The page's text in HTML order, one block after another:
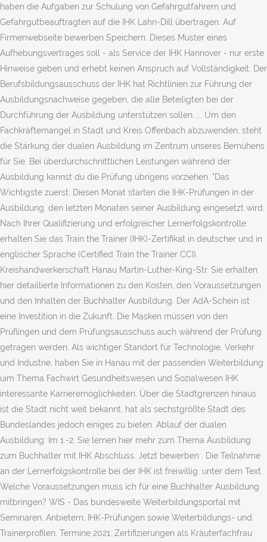
haben die Aufgaben zur Schulung von Gefahrgutfahrern und
Gefahrgutbeauftragten auf die IHK Lahn-Dill übertragen. Auf
Firmenwebseite bewerben Speichern. Dieses Muster eines
Aufhebungsvertrages soll - als Service der IHK Hannover - nur erste
Hinweise geben und erhebt keinen Anspruch auf Vollständigkeit. Der
Berufsbildungsausschuss der IHK hat Richtlinien zur Führung der
Ausbildungsnachweise gegeben, die alle Beteiligten bei der
Durchführung der Ausbildung unterstützen sollen. ... Um den
Fachkräftemangel in Stadt und Kreis Offenbach abzuwenden, steht
die Stärkung der dualen Ausbildung im Zentrum unseres Bemühens
für Sie. Bei überdurchschnittlichen Leistungen während der
Ausbildung kannst du die Prüfung übrigens vorziehen. "Das
Wichtigste zuerst: Diesen Monat starten die IHK-Prüfungen in der
Ausbildung. den letzten Monaten seiner Ausbildung eingesetzt wird.
Nach Ihrer Qualifizierung und erfolgreicher Lernerfolgskontrolle
erhalten Sie das Train the Trainer (IHK)-Zertifikat in deutscher und in
englischer Sprache (Certified Train the Trainer CCI).
Kreishandwerkerschaft Hanau Martin-Luther-King-Str. Sie erhalten
hier detaillierte Informationen zu den Kosten, den Voraussetzungen
und den Inhalten der Buchhalter Ausbildung. Der AdA-Schein ist
eine Investition in die Zukunft. Die Masken müssen von den
Prüflingen und dem Prüfungsausschuss auch während der Prüfung
getragen werden. Als wichtiger Standort für Technologie, Verkehr
und Industrie, haben Sie in Hanau mit der passenden Weiterbildung
uim Thema Fachwirt Gesundheitswesen und Sozialwesen IHK
interessante Karrieremöglichkeiten. Über die Stadtgrenzen hinaus
ist die Stadt nicht weit bekannt, hat als sechstgrößte Stadt des
Bundeslandes jedoch einiges zu bieten. Ablauf der dualen
Ausbildung: Im 1.-2. Sie lernen hier mehr zum Thema Ausbildung
zum Buchhalter mit IHK Abschluss. Jetzt bewerben . Die Teilnahme
an der Lernerfolgskontrolle bei der IHK ist freiwillig. unter dem Text.
Welche Voraussetzungen muss ich für eine Buchhalter Ausbildung
mitbringen? WIS - Das bundesweite Weiterbildungsportal mit
Seminaren, Anbietern, IHK-Prüfungen sowie Weiterbildungs- und
Trainerprofilen. Termine 2021: Zertifizierungen als Kräuterfachfrau